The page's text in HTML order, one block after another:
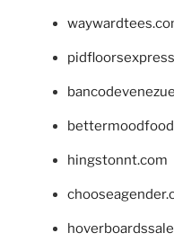
hingstonnt.com